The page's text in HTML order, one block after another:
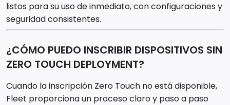
listos para su uso de inmediato, con configuraciones y
seguridad consistentes.
¿CÓMO PUEDO INSCRIBIR DISPOSITIVOS SIN
ZERO TOUCH DEPLOYMENT?
Cuando la inscripción Zero Touch no está disponible,
Fleet proporciona un proceso claro y paso a paso